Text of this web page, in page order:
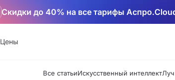
Скидки до 40% на все тарифы
Цены
Все статьиИскусственный интеллект